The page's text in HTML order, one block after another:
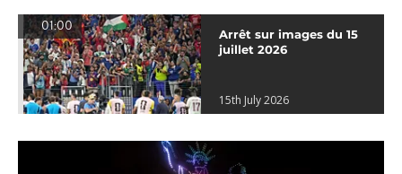
01:00
Arrêt sur images du 15
juillet 2026
15th July 2026